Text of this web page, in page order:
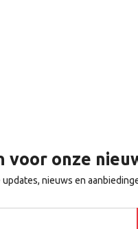
voor onze
nieuws en